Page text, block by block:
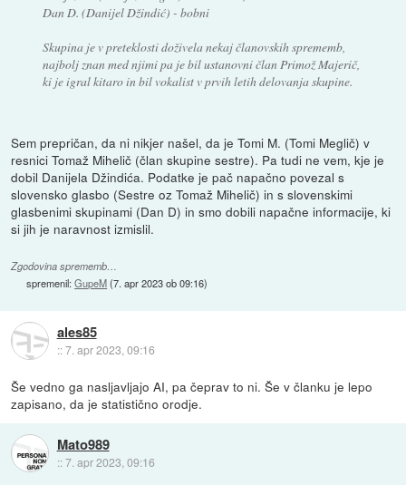
Dan D. (Danijel Džindić) - bobni
Skupina je v preteklosti doživela nekaj članovskih sprememb,
najbolj znan med njimi pa je bil ustanovni član Primož Majerič,
ki je igral kitaro in bil vokalist v prvih letih delovanja skupine.
Sem prepričan, da ni nikjer našel, da je Tomi M. (Tomi Meglič) v
resnici Tomaž Mihelič (član skupine sestre). Pa tudi ne vem, kje je
dobil Danijela Džindića. Podatke je pač napačno povezal s
slovensko glasbo (Sestre oz Tomaž Mihelič) in s slovenskimi
glasbenimi skupinami (Dan D) in smo dobili napačne informacije, ki
si jih je naravnost izmislil.
Zgodovina sprememb…
spremenil:GupeM(7. apr 2023 ob 09:16)
ales85
::7. apr 2023, 09:16
Še vedno ga nasljavljajo AI, pa čeprav to ni. Še v članku je lepo
zapisano, da je statistično orodje.
Mato989
::7. apr 2023, 09:16